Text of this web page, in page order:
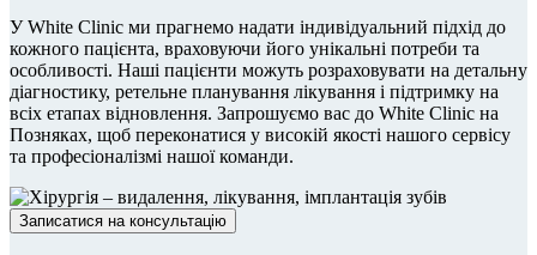
У White Clinic ми прагнемо надати індивідуальний підхід до
кожного пацієнта, враховуючи його унікальні потреби та
особливості. Наші пацієнти можуть розраховувати на детальну
діагностику, ретельне планування лікування і підтримку на
всіх етапах відновлення. Запрошуємо вас до White Clinic на
Позняках, щоб переконатися у високій якості нашого сервісу
та професіоналізмі нашої команди.
Записатися на консультацію